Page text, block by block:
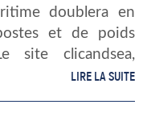
doublera en
et de poids
site clicandsea,
l’emploi et les
LIRE LA SUITE